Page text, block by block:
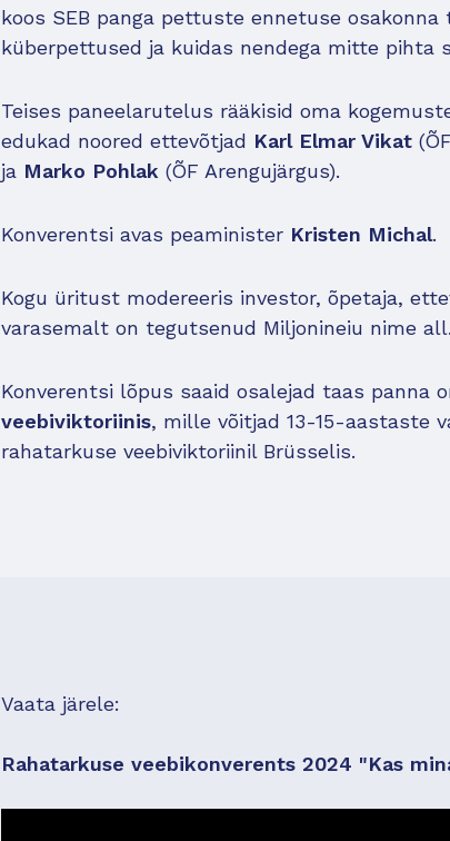
koos SEB panga pettuste ennetuse osakonna
küberpettused ja kuidas nendega mitte pihta
Teises paneelarutelus rääkisid oma
edukad noored ettevõtjad Karl Elmar Vikat
ja Marko Pohlak (ÕF Arengujärgus).
Konverentsi avas peaminister Kristen Michal.
Kogu üritust modereeris investor, õpetaja,
varasemalt on tegutsenud Miljonineiu nime
Konverentsi lõpus saaid osalejad taas panna
veebiviktoriinis, mille võitjad 13-15-aastaste
rahatarkuse veebiviktoriinil Brüsselis.
Vaata järele:
Rahatarkuse veebikonverents 2024 "Kas